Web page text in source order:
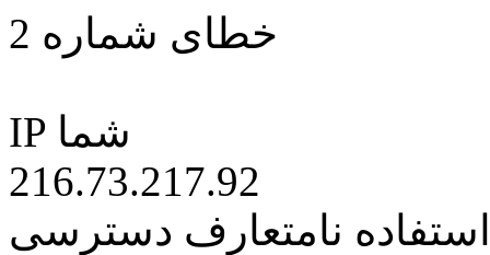
خطای شماره 2
IP شما
216.73.217.92
نامتعارف دسترسی